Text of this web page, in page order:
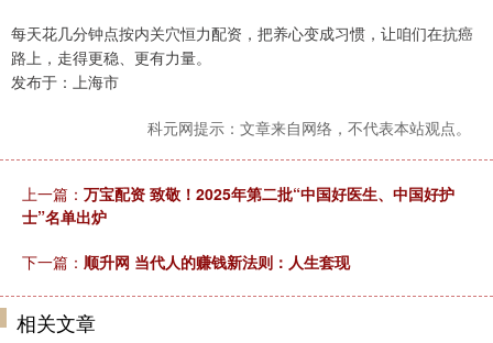
每天花几分钟点按内关穴恒力配资，把养心变成习惯，让咱们在抗癌
路上，走得更稳、更有力量。
发布于：上海市
科元网提示：文章来自网络，不代表本站观点。
上一篇： 万宝配资 致敬！2025年第二批“中国好医生、中国好护
士”名单出炉
下一篇： 顺升网 当代人的赚钱新法则：人生套现
相关文章